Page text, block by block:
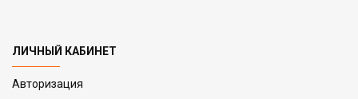
ЛИЧНЫЙ КАБИНЕТ
Авторизация